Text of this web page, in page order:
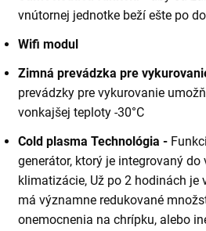
vnútornej jednotke beží ešte po
Wifi modul
Zimná prevádzka pre
prevádzky pre vykurovanie
vonkajšej teploty -30°C
Cold plasma Technológia -
generátor, ktorý je integrovaný
klimatizácie, Už po 2 hodinách
má významne redukované
onemocnenia na chrípku, alebo